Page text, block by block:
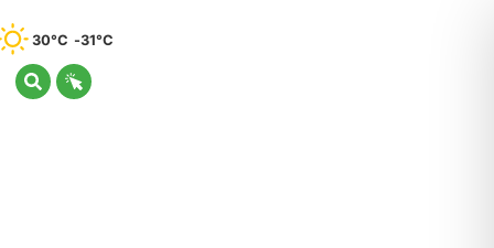
30°C 31°C